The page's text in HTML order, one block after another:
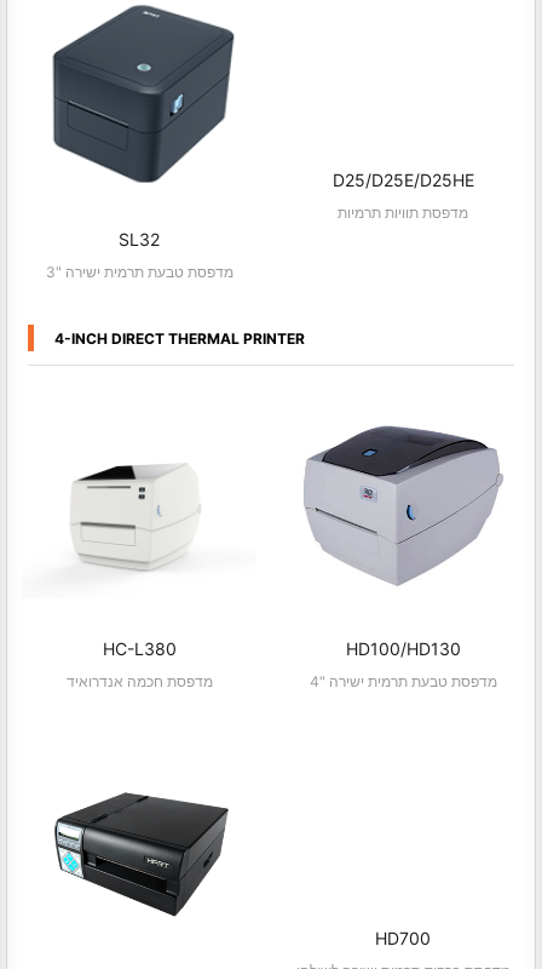
SL32
3" מדפסת טבעת תרמית ישירה
D25/D25E/D25HE
מדפסת תוויות תרמיות
4-INCH DIRECT THERMAL PRINTER
HC-L380
מדפסת חכמה אנדרואיד
HD100/HD130
4" מדפסת טבעת תרמית ישירה
HD700